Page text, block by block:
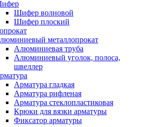
Шифер волновой
Шифер плоский
металлопрокат
Алюминиевая труба
Алюминиевый уголок, полоса,
швеллер
Арматура гладкая
Арматура рифленая
Арматура стеклопластиковая
Крюки для вязки арматуры
Фиксатор арматуры